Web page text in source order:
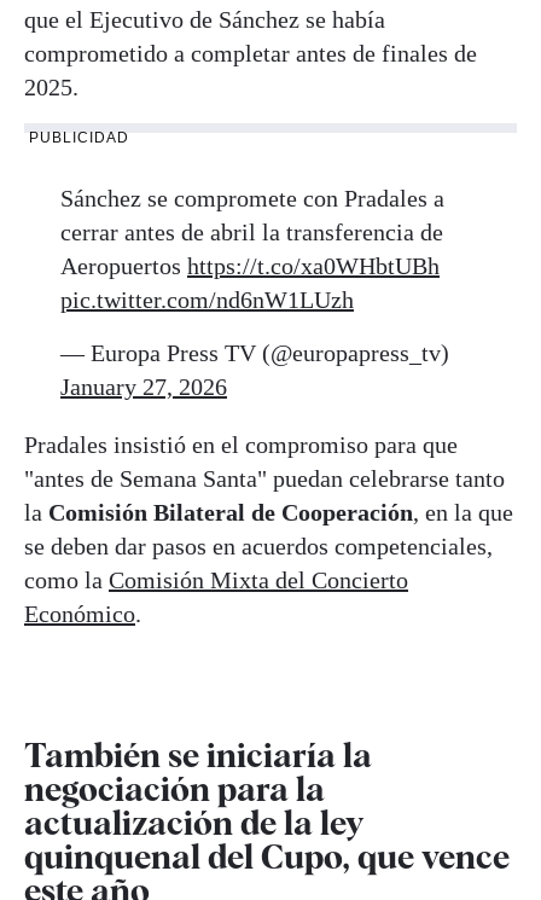
que el Ejecutivo de Sánchez se había
comprometido a completar antes de finales de
2025.
PUBLICIDAD
Sánchez se compromete con Pradales a
cerrar antes de abril la transferencia de
Aeropuertos https://t.co/xa0WHbtUBh
pic.twitter.com/nd6nW1LUzh
— Europa Press TV (@europapress_tv)
January 27, 2026
Pradales insistió en el compromiso para que
"antes de Semana Santa" puedan celebrarse tanto
la Comisión Bilateral de Cooperación, en la que
se deben dar pasos en acuerdos competenciales,
como la Comisión Mixta del Concierto
Económico.
También se iniciaría la
negociación para la
actualización de la ley
quinquenal del Cupo, que vence
este año